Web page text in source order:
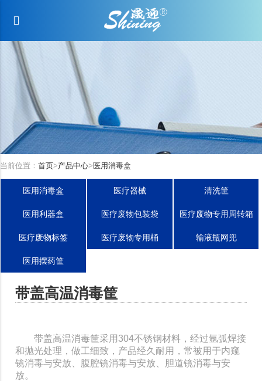
当前位置： 首页>产品中心>医用消毒盒
医用消毒盒 医疗器械 清洗筐
医用利器盒 医疗废物包装袋 医疗废物专用周转箱
医疗废物标签 医疗废物专用桶 输液瓶网兜
医用摆药筐
带盖高温消毒筐
带盖高温消毒筐采用304不锈钢材料，经过氩弧焊接
和抛光处理，做工细致，产品经久耐用，常被用于内窥
镜消毒与安放、腹腔镜消毒与安放、胆道镜消毒与安
放。